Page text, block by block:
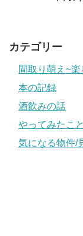
カテゴリー
間取り萌え~
本の記録
酒飲みの話
やってみたこ
気になる物件/